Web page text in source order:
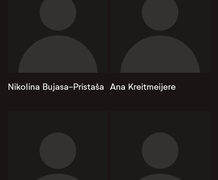
Nikolina Bujasa-Pristaša Ana Kreitmeijere